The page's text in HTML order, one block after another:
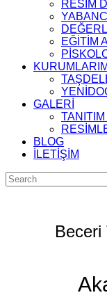
RESİM
EĞİTİM
GALERİ
TANITIM
BLOG
İLETİŞİM
Beceri